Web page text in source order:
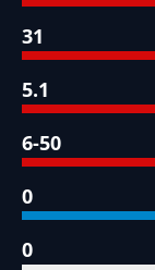
31
5.1
6-50
0
0